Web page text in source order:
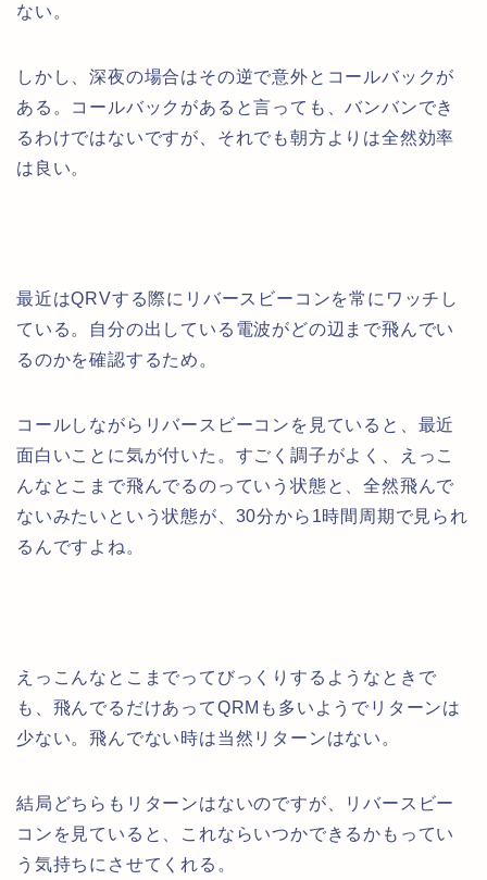
ない。
しかし、深夜の場合はその逆で意外とコールバックが
ある。コールバックがあると言っても、バンバンでき
るわけではないですが、それでも朝方よりは全然効率
は良い。
最近はQRVする際にリバースビーコンを常にワッチし
ている。自分の出している電波がどの辺まで飛んでい
るのかを確認するため。
コールしながらリバースビーコンを見ていると、最近
面白いことに気が付いた。すごく調子がよく、えっこ
んなとこまで飛んでるのっていう状態と、全然飛んで
ないみたいという状態が、30分から1時間周期で見られ
るんですよね。
えっこんなとこまでってびっくりするようなときで
も、飛んでるだけあってQRMも多いようでリターンは
少ない。飛んでない時は当然リターンはない。
結局どちらもリターンはないのですが、リバースビー
コンを見ていると、これならいつかできるかもってい
う気持ちにさせてくれる。